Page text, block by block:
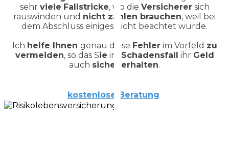
sehr viele Fallstricke, wo die Versicherersich
rauswinden und nicht zahlen brauchen, weil bei
dem Abschluss einiges nicht beachtet wurde.
Ich helfe Ihnen genau diese Fehlerim Vorfeld zu
vermeiden, so das Sie im Schadensfall ihr Geld
auch sicher erhalten.
kostenlose Beratung